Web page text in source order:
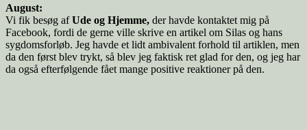
August:
Vi fik besøg afUde og Hjemme, der havde kontaktet mig på
Facebook, fordi de gerne ville skrive en artikel om Silas og hans
sygdomsforløb. Jeg havde et lidt ambivalent forhold til artiklen, men
da den først blev trykt, så blev jeg faktisk ret glad for den, og jeg har
da også efterfølgende fået mange positive reaktioner på den.